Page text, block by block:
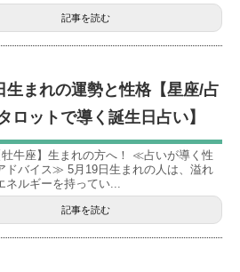
記事を読む
生まれの運勢と性格【星座/占
ロットで導く誕生日占い】
牡牛座】生まれの方へ！ ≪占いが導く性
ドバイス≫ 5月19日生まれの人は、溢れ
ネルギーを持ってい...
記事を読む